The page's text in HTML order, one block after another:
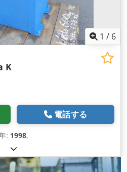
1 / 6
K
電話する
: 1998,